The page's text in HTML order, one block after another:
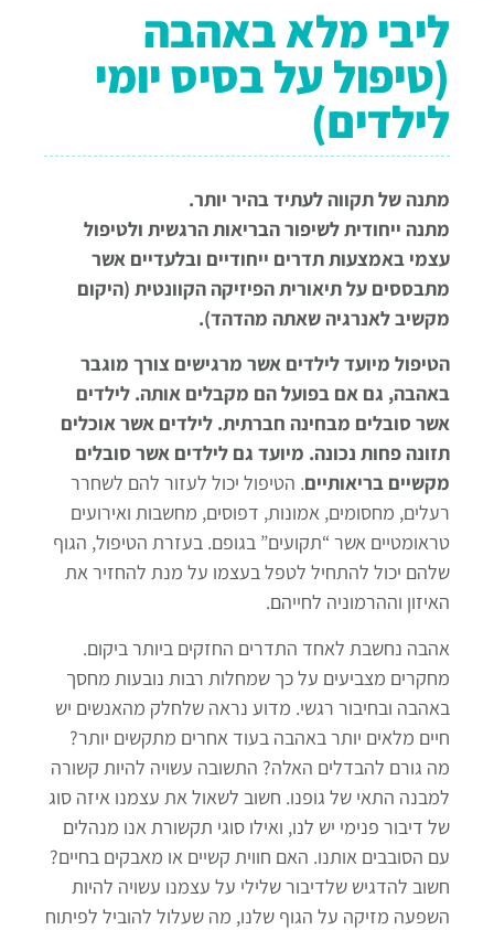
ליבי מלא באהבה
(טיפול על בסיס יומי
לילדים)
מתנה של תקווה לעתיד בהיר יותר.
מתנה ייחודית לשיפור הבריאות הרגשית ולטיפול
עצמי באמצעות תדרים ייחודיים ובלעדיים אשר
מתבססים על תיאורית הפיזיקה הקוונטית (היקום
מקשיב לאנרגיה שאתה מהדהד).
הטיפול מיועד לילדים אשר מרגישים צורך מוגבר
באהבה, גם אם בפועל הם מקבלים אותה. לילדים
אשר סובלים מבחינה חברתית. לילדים אשר אוכלים
תזונה פחות נכונה. מיועד גם לילדים אשר סובלים
מקשיים בריאותיים. הטיפול יכול לעזור להם לשחרר
רעלים, מחסומים, אמונות, דפוסים, מחשבות ואירועים
טראומטיים אשר “תקועים” בגופם. בעזרת הטיפול, הגוף
שלהם יכול להתחיל לטפל בעצמו על מנת להחזיר את
האיזון וההרמוניה לחייהם.
אהבה נחשבת לאחד התדרים החזקים ביותר ביקום.
מחקרים מצביעים על כך שמחלות רבות נובעות מחסך
באהבה ובחיבור רגשי. מדוע נראה שלחלק מהאנשים יש
חיים מלאים יותר באהבה בעוד אחרים מתקשים יותר?
מה גורם להבדלים האלה? התשובה עשויה להיות קשורה
למבנה התאי של גופנו. חשוב לשאול את עצמנו איזה סוג
של דיבור פנימי יש לנו, ואילו סוגי תקשורת אנו מנהלים
עם הסובבים אותנו. האם חווית קשיים או מאבקים בחיים?
חשוב להדגיש שלדיבור שלילי על עצמנו עשויה להיות
השפעה מזיקה על הגוף שלנו, מה שעלול להוביל לפיתוח